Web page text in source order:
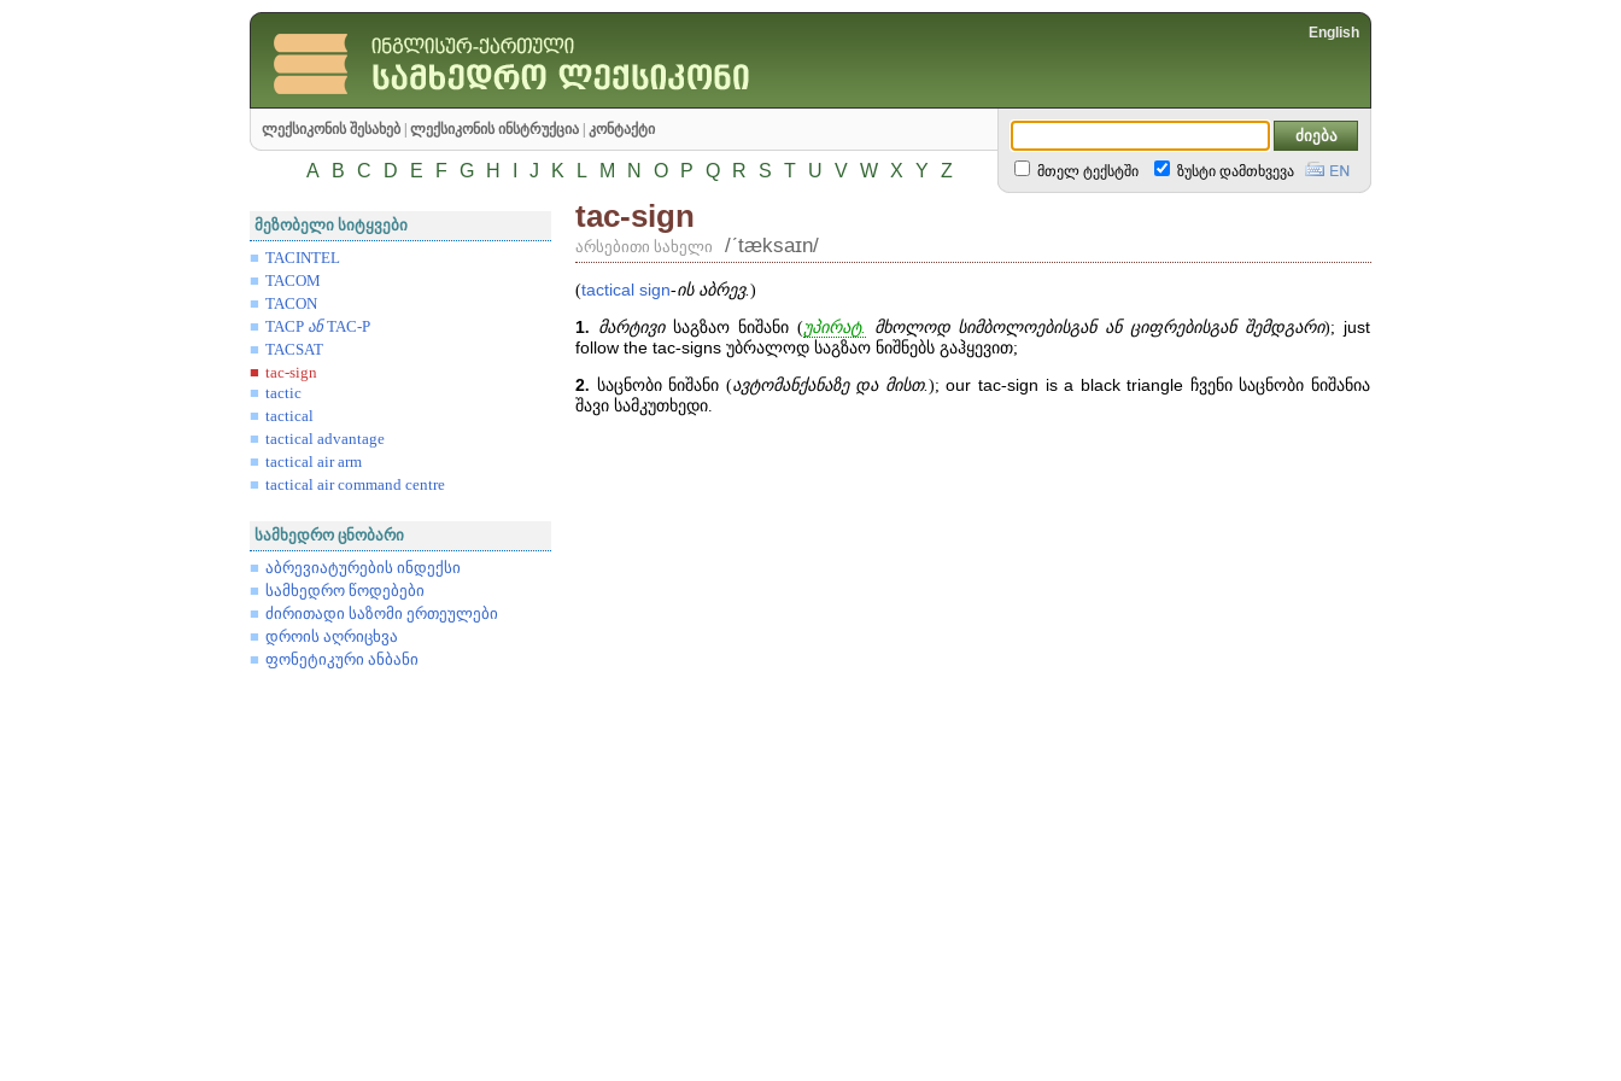
English
ლექსიკონის შესახებ ლექსიკონის ინსტრუქცია კონტაქტი
A B C D E F G H J K L M N O P Q R S T U V W X Y Z მთელ ტექსტში ზუსტი დამთხვევა
მეზობელი სიტყვები
TACINTEL
TACOM
TACON
TACP ან TAC-P
TACSAT
tac-sign
tactic
tactical
tactical advantage
tactical air arm
tactical air command centre
სამხედრო ცნობარი
აბრევიატურების ინდექსი
სამხედრო წოდებები
ძირითადი საზომი ერთეულები
დროის აღრიცხვა
ფონეტიკური ანბანი
tac-sign
არსებითი სახელი /ʹtæksaɪn/
(tactical sign-ის აბრევ.)
1. მარტივისაგზაო ნიშანი (უპირატ. მხოლოდ სიმბოლოებისგან ან ციფრებისგან შემდგარი); just
follow the tac-signs უბრალოდ საგზაო ნიშნებს გაჰყევით;
2. საცნობი ნიშანი (ავტომანქანაზე და მისთ.);our tac-sign is a black triangle ჩვენი საცნობი ნიშანია
შავი სამკუთხედი.